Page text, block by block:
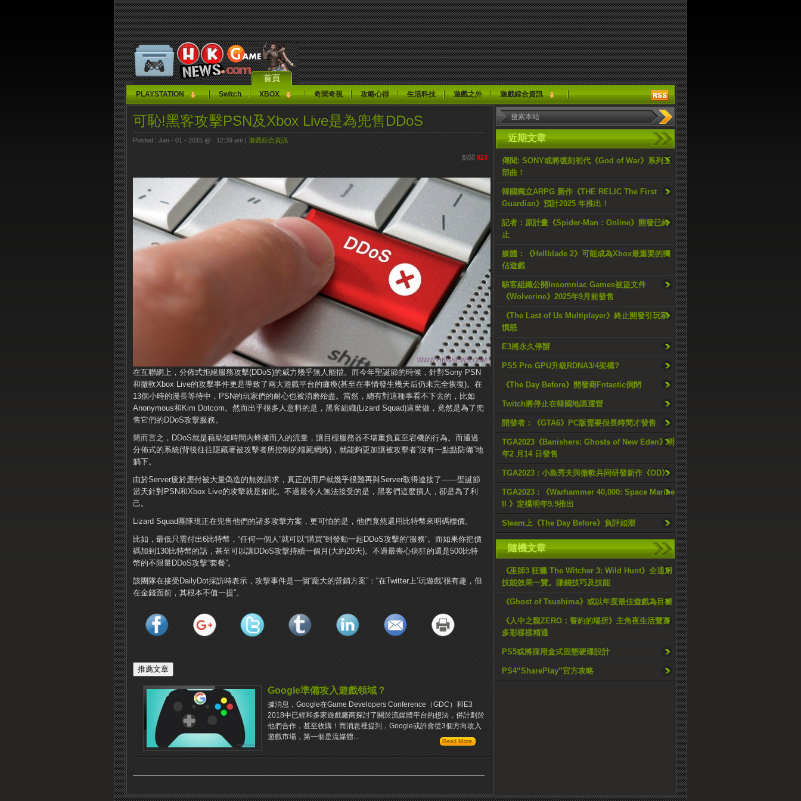
首頁
PLAYSTATION Switch XBOX 奇聞奇視 攻略心得 生活科技 遊戲之外 遊戲綜合資訊
近期文章
傳聞: SONY或將復刻初代《God of War》系列三
部曲！
韓國獨立ARPG 新作《THE RELIC The First
Guardian》預計2025 年推出！
記者：原計畫《Spider-Man：Online》開發已終
止
媒體：《Hellblade 2》可能成為Xbox最重要的獨
佔遊戲
駭客組織公開Insomniac Games被盜文件
《Wolverine》2025年9月前發售
《The Last of Us Multiplayer》終止開發引玩家
憤怒
E3將永久停辦
PS5 Pro GPU升級RDNA3/4架構?
《The Day Before》開發商Fntastic倒閉
Twitch將停止在韓國地區運營
開發者：《GTA6》PC版需要很長時間才發售
TGA2023《Banishers: Ghosts of New Eden》明
年2 月14 日發售
TGA2023 : 小島秀夫與微軟共同研發新作《OD》
TGA2023 : 《Warhammer 40,000: Space Marine
II 》定檔明年9.9推出
Steam上《The Day Before》負評如潮
隨機文章
《巫師3 狂獵 The Witcher 3: Wild Hunt》全通用
技能效果一覽。賺錢技巧及技能
《Ghost of Tsushima》或以年度最佳遊戲為目標
《人中之龍ZERO：誓約的場所》主角夜生活豐富
多彩樣樣精通
PS5或將採用盒式固態硬碟設計
PS4“SharePlay”官方攻略
可恥!黑客攻擊PSN及Xbox Live是為兜售DDoS
Posted : Jan - 01 - 2015 @ : 12:39 am | 遊戲綜合資訊
點閱 923
在互聯網上，分佈式拒絕服務攻擊(DDoS)的威力幾乎無人能擋。而今年聖誕節的時候，針對Sony PSN
和微軟Xbox Live的攻擊事件更是導致了兩大遊戲平台的癱瘓(甚至在事情發生幾天后仍未完全恢復)。在
13個小時的漫長等待中，PSN的玩家們的耐心也被消磨殆盡。當然，總有對這種事看不下去的，比如
Anonymous和Kim Dotcom。然而出乎很多人意料的是，黑客組織(Lizard Squad)這麼做，竟然是為了兜
售它們的DDoS攻擊服務。
簡而言之，DDoS就是藉助短時間內蜂擁而入的流量，讓目標服務器不堪重負直至宕機的行為。而通過
分佈式的系統(背後往往隱藏著被攻擊者所控制的殭屍網絡)，就能夠更加讓被攻擊者“沒有一點點防備”地
躺下。
由於Server疲於應付被大量偽造的無效請求，真正的用戶就幾乎很難再與Server取得連接了——聖誕節
當天針對PSN和Xbox Live的攻擊就是如此。不過最令人無法接受的是，黑客們這麼損人，卻是為了利
己。
Lizard Squad團隊現正在兜售他們的諸多攻擊方案，更可怕的是，他們竟然還用比特幣來明碼標價。
比如，最低只需付出6比特幣，“任何一個人”就可以“購買”到發動一起DDoS攻擊的“服務”。而如果你把價
碼加到130比特幣的話，甚至可以讓DDoS攻擊持續一個月(大約20天)。不過最喪心病狂的還是500比特
幣的不限量DDoS攻擊“套餐”。
該團隊在接受DailyDot採訪時表示，攻擊事件是一個“龐大的營銷方案”：“在Twitter上’玩遊戲’很有趣，但
在金錢面前，其根本不值一提”。
Google準備攻入遊戲領域？
據消息，Google在Game Developers Conference（GDC）和E3
2018中已經和多家遊戲廠商探討了關於流媒體平台的想法，併計劃於
他們合作，甚至收購！而消息裡提到，Google或許會從3個方向攻入
遊戲市場，第一個是流媒體...